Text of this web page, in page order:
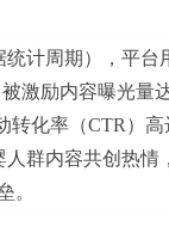
统计周期），平台
激励内容曝光量
转化率（CTR）
群内容共创热情
。